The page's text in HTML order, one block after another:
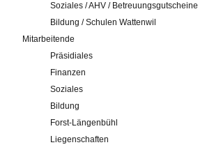
Soziales / AHV / Betreuungsgutscheine
Bildung / Schulen Wattenwil
Mitarbeitende
Präsidiales
Finanzen
Soziales
Bildung
Forst-Längenbühl
Liegenschaften